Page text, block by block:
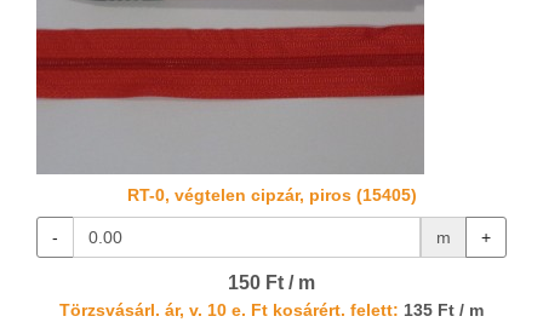
RT-0, végtelen cipzár, piros (15405)
- m +
150 Ft / m
Törzsvásárl. ár, v. 10 e. Ft kosárért. felett: 135 Ft / m